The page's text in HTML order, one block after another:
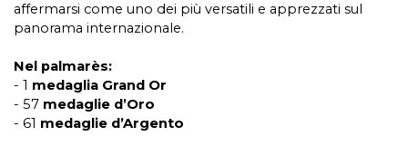
affermarsi come uno dei più versatili e apprezzati sul
panorama internazionale.
Nel palmarès:
- 1 medaglia Grand Or
- 57 medaglie d’Oro
- 61 medaglie d’Argento